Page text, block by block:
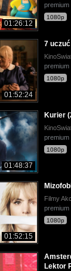
01:26:12
premium
1080p
01:52:24
7
premium
1080p
01:48:37
Kurier
premium
1080p
01:52:15
Filmy
premium
1080p
Lektor